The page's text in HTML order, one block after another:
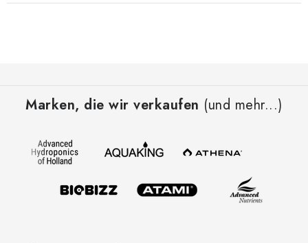
Marken, die wir verkaufen (und mehr...)